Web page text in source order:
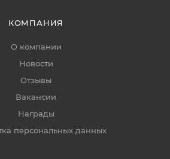
КОМПАНИЯ
О компании
Новости
Отзывы
Вакансии
Награды
персональных данных